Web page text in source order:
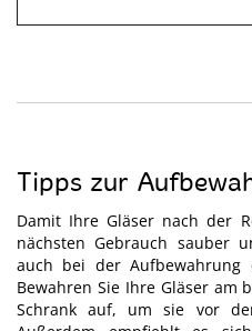
Tipps zur
Damit Ihre Gläser nach der
nächsten Gebrauch sauber
auch bei der Aufbewahrung
Bewahren Sie Ihre Gläser am
Schrank auf, um sie vor